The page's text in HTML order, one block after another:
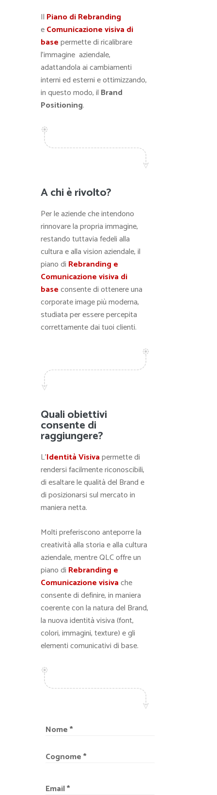
Il Piano di Rebranding
eComunicazione visiva di
basepermette di ricalibrare
l’immagine aziendale,
adattandola ai cambiamenti
interni ed esterni e ottimizzando,
in questo modo, il Brand
Positioning.
A chi è rivolto?
Per le aziende che intendono
rinnovare la propria immagine,
restando tuttavia fedeli alla
cultura e alla vision aziendale, il
piano di Rebranding e
Comunicazione visiva di
baseconsente di ottenere una
corporate image più moderna,
studiata per essere percepita
correttamente dai tuoi clienti.
Quali obiettivi
consente di
raggiungere?
L’Identità Visivapermette di
rendersi facilmente riconoscibili,
di esaltare le qualità del Brand e
di posizionarsi sul mercato in
maniera netta.
Molti preferiscono anteporre la
creatività alla storia e alla cultura
aziendale, mentre QLC offre un
piano di Rebranding e
Comunicazione visivache
consente di definire, in maniera
coerente con la natura del Brand,
la nuova identità visiva (font,
colori, immagini, texture) e gli
elementi comunicativi di base.
Nome *
Cognome *
Email *